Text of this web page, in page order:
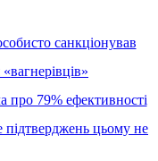
санкціонував
про 79% ефективності
підтверджень цьому не